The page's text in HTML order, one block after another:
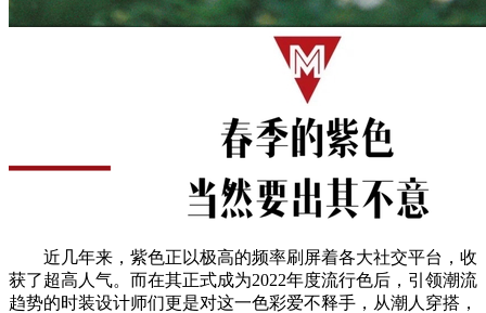
近几年来，紫色正以极高的频率刷屏着各大社交平台，收
获了超高人气。而在其正式成为2022年度流行色后，引领潮流
趋势的时装设计师们更是对这一色彩爱不释手，从潮人穿搭，